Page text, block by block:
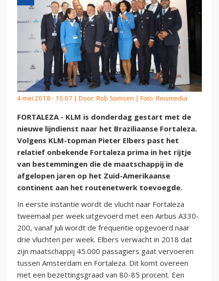
4 mei 2018 - 15:07 | Door: Rob Somsen | Foto: Reismedia
FORTALEZA - KLM is donderdag gestart met de
nieuwe lijndienst naar het Braziliaanse Fortaleza.
Volgens KLM-topman Pieter Elbers past het
relatief onbekende Fortaleza prima in het rijtje
van bestemmingen die de maatschappij in de
afgelopen jaren op het Zuid-Amerikaanse
continent aan het routenetwerk toevoegde.
In eerste instantie wordt de vlucht naar Fortaleza
tweemaal per week uitgevoerd met een Airbus A330-
200, vanaf juli wordt de frequentie opgevoerd naar
drie vluchten per week. Elbers verwacht in 2018 dat
zijn maatschappij 45.000 passagiers gaat vervoeren
tussen Amsterdam en Fortaleza. Dit komt overeen
met een bezettingsgraad van 80-85 procent. Een